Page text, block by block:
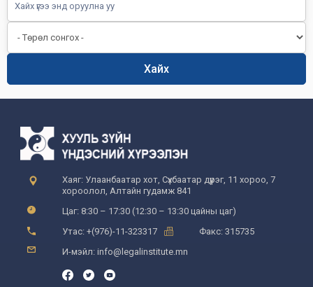
Хайх
Хаяг: Улаанбаатар хот, Сүхбаатар дүүрэг, 11 хороо, 7
хороолол, Алтайн гудамж 841
Цаг: 8:30 – 17:30 (12:30 – 13:30 цайны цаг)
Утас: +(976)-11-323317
Факс: 315735
И-мэйл: info@legalinstitute.mn